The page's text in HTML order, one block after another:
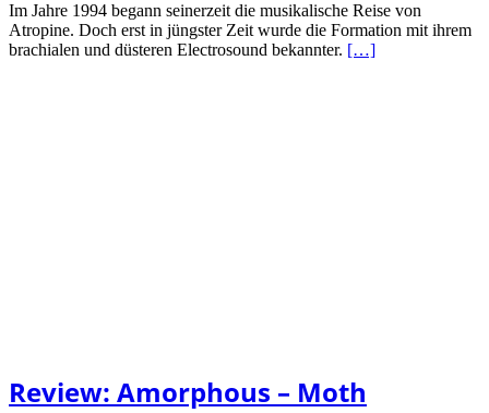
Im Jahre 1994 begann seinerzeit die musikalische Reise von
Atropine. Doch erst in jüngster Zeit wurde die Formation mit ihrem
brachialen und düsteren Electrosound bekannter. […]
Review: Amorphous – Moth